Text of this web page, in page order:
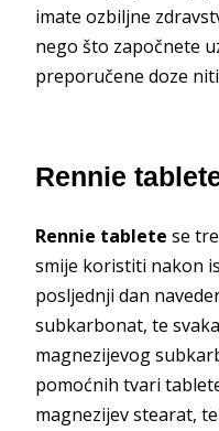
imate ozbiljne
nego što započnete
preporučene doze
Rennie
Rennie tablete se
smije koristiti nakon
posljednji dan
subkarbonat, te
magnezijevog
pomoćnih tvari
magnezijev stearat,